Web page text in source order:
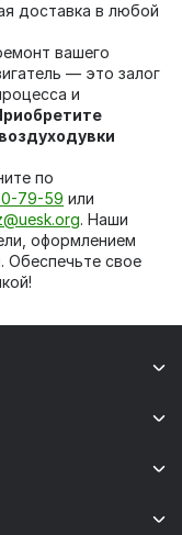
доставка в любой
вашего
— это залог
и
по
79-59 или
. Наши
оформлением
Обеспечьте свое